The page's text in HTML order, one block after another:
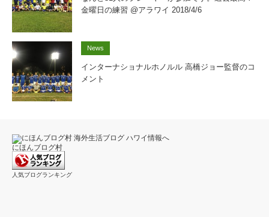
金曜日の練習 @アラワイ 2018/4/6
News
インターナショナルホノルル 高橋ジョー監督のコ
メント
にほんブログ村
人気ブログランキング